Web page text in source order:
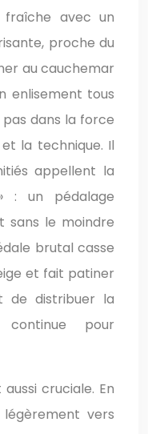
fraîche avec un
proche du
au cauchemar
enlisement tous
pas dans la force
la technique. Il
appellent la
: un pédalage
sans le moindre
brutal casse
et fait patiner
de distribuer la
pour
cruciale. En
vers